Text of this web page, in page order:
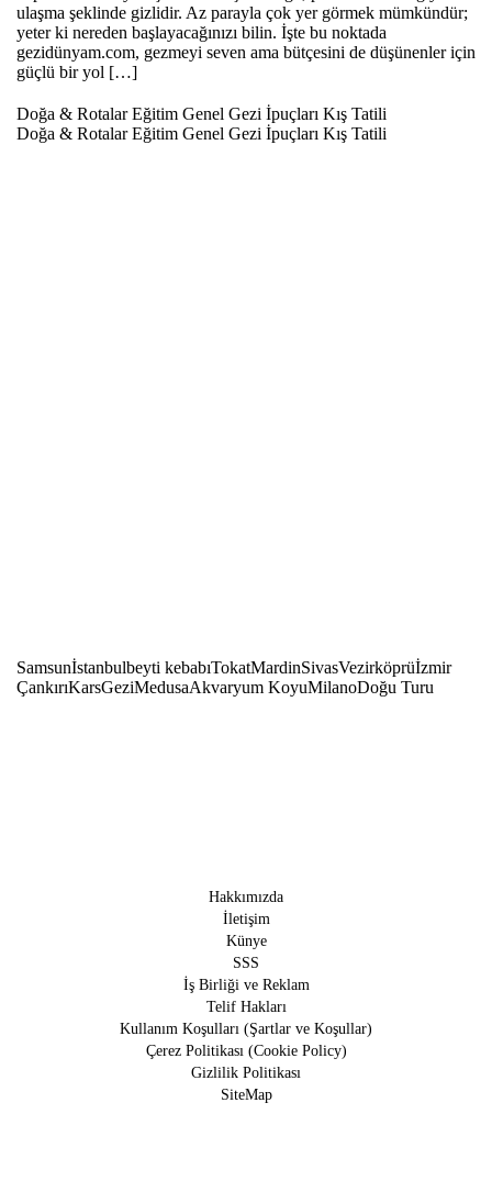
ulaşma şeklinde gizlidir. Az parayla çok yer görmek mümkündür;
yeter ki nereden başlayacağınızı bilin. İşte bu noktada
gezidünyam.com, gezmeyi seven ama bütçesini de düşünenler için
güçlü bir yol […]
Doğa & Rotalar
Doğa & Rotalar
Eğitim
Eğitim
Genel
Genel
Gezi İpuçları
Gezi İpuçları
Kış Tatili
Kış Tatili
Samsunİstanbulbeyti kebabıTokatMardinSivasVezirköprüİzmir
ÇankırıKarsGeziMedusaAkvaryum KoyuMilanoDoğu Turu
Hakkımızda
İletişim
Künye
SSS
İş Birliği ve Reklam
Telif Hakları
Kullanım Koşulları (Şartlar ve Koşullar)
Çerez Politikası (Cookie Policy)
Gizlilik Politikası
SiteMap